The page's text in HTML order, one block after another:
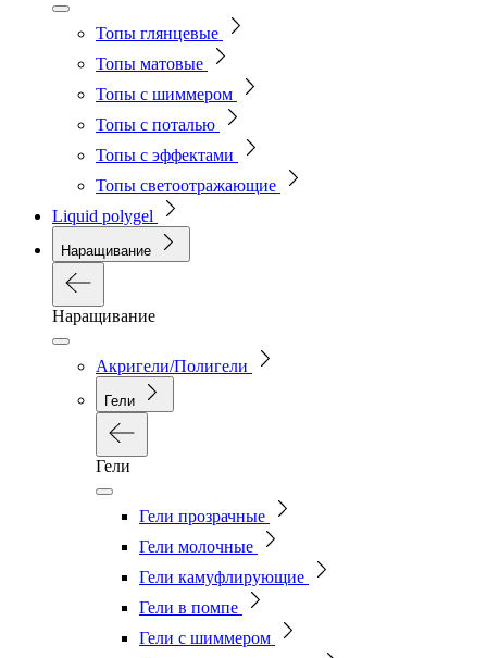
Топы глянцевые
Топы матовые
Топы с шиммером
Топы с поталью
Топы с эффектами
Топы светоотражающие
Liquid polygel
Наращивание
Наращивание
Акригели/Полигели
Гели
Гели
Гели прозрачные
Гели молочные
Гели камуфлирующие
Гели в помпе
Гели с шиммером